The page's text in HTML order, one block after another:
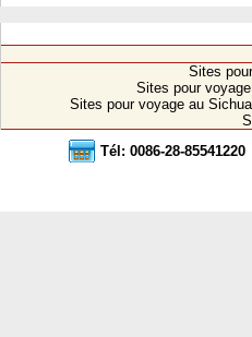
Sites
Sites pour
Sites pour voyage au
Tél: 0086-28-85541220